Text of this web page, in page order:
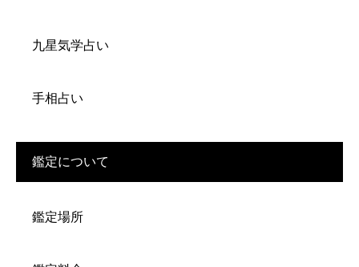
九星気学占い
手相占い
鑑定について
鑑定場所